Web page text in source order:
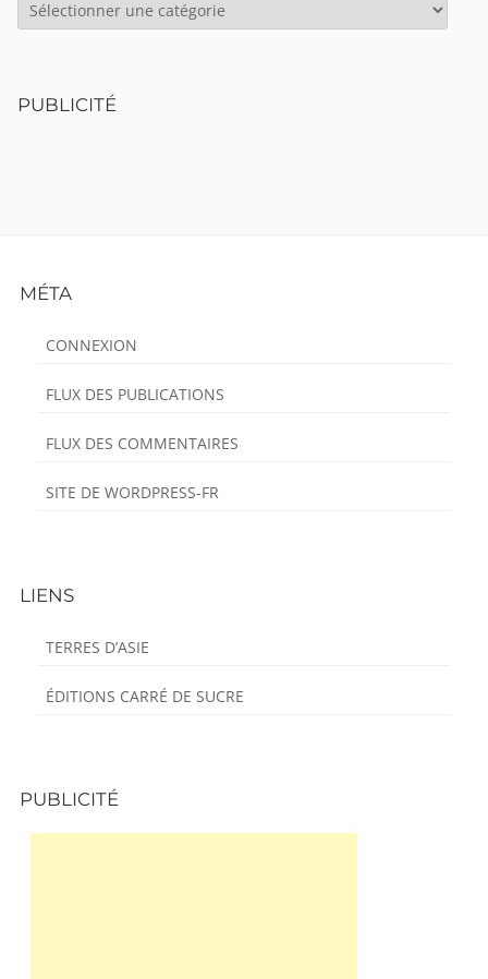
PUBLICITÉ
Content
MÉTA
CONNEXION
FLUX DES PUBLICATIONS
FLUX DES COMMENTAIRES
SITE DE WORDPRESS-FR
LIENS
TERRES D’ASIE
ÉDITIONS CARRÉ DE SUCRE
PUBLICITÉ